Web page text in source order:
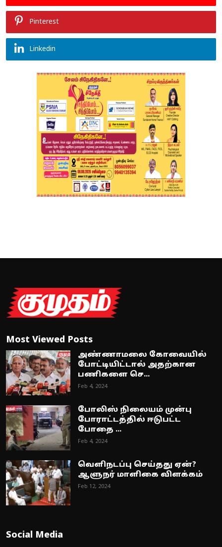
Pinterest
Linkedin
Most Viewed Posts
அண்ணாமலை கோவையில்
போட்டியிட்டால் அதற்கான
பணிகளை செ...
Feb 4, 2024
போலிஸ் நிலையம் முன்பு
போராட்டத்தில் ஈடுபட்ட
போதை ...
Feb 4, 2024
வெளிநடப்பு செய்தது ஏன்?
ஆளுநர் மாளிகை விளக்கம்
Feb 12, 2024
Social Media